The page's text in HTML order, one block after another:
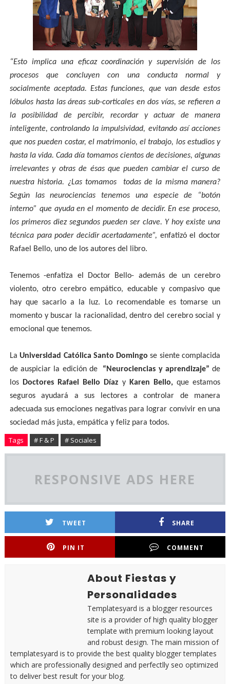
“Esto implica una eficaz coordinación y supervisión de los
procesos que concluyen con una conducta normal y
socialmente aceptada. Estas funciones, que van desde estos
lóbulos hasta las áreas sub-corticales en dos vías, se refieren a
la posibilidad de percibir, recordar y actuar de manera
inteligente, controlando la impulsividad, evitando así acciones
que nos pueden costar, el matrimonio, el trabajo, los estudios y
hasta la vida. Cada día tomamos cientos de decisiones, algunas
irrelevantes y otras de ésas que pueden cambiar el curso de
nuestra historia. ¿Las tomamos todas de la misma manera?
Según las neurociencias tenemos una especie de “botón
interno” que ayuda en el momento de decidir. En ese proceso,
los primeros diez segundos pueden ser clave. Y hoy existe una
técnica para poder decidir acertadamente”, enfatizó el doctor
Rafael Bello, uno de los autores del libro.
Tenemos -enfatiza el Doctor Bello- además de un cerebro
violento, otro cerebro empático, educable y compasivo que
hay que sacarlo a la luz. Lo recomendable es tomarse un
momento y buscar la racionalidad, dentro del cerebro social y
emocional que tenemos.
LaUniversidad Católica Santo Domingose siente complacida
de auspiciar la edición de “Neurociencias y aprendizaje”de
los
Doctores Rafael Bello Díaz y Karen Bello,que estamos
seguros ayudará a sus lectores a controlar de manera
adecuada sus emociones negativas para lograr convivir en una
sociedad más justa, empática y feliz para todos.
Tags # F & P # Sociales
RESPONSIVE ADS HERE
TWEET SHARE
PIN IT COMMENT
About Fiestas y
Personalidades
Templatesyard is a blogger resources
site is a provider of high quality blogger
template with premium looking layout
and robust design. The main mission of
templatesyard is to provide the best quality blogger templates
which are professionally designed and perfectlly seo optimized
to deliver best result for your blog.